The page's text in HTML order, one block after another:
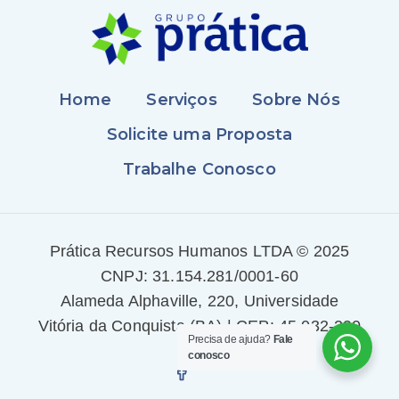
Home Serviços
Sobre Nós
Solicite uma Proposta
Trabalhe Conosco
Prática Recursos Humanos LTDA © 2025
CNPJ: 31.154.281/0001-60
Alameda Alphaville, 220, Universidade
Vitória da Conquista (BA) | CEP: 45.032-290
Precisa de ajuda? Fale
conosco